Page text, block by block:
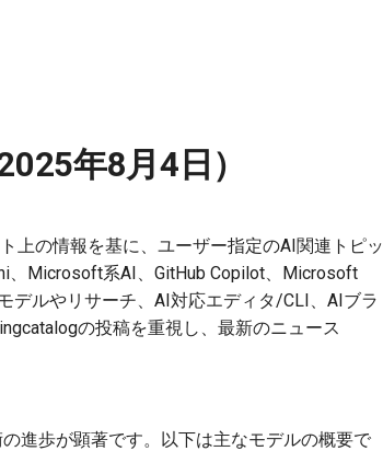
年8月4日）
上の情報を基に、ユーザー指定のAI関連トピッ
、Microsoft系AI、GitHub Copilot、Microsoft
デルやリサーチ、AI対応エディタ/CLI、AIブラ
の投稿を重視し、最新のニュース
進歩が顕著です。以下は主なモデルの概要で